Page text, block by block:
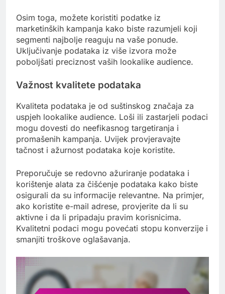
Osim toga, možete koristiti podatke iz
marketinških kampanja kako biste razumjeli koji
segmenti najbolje reaguju na vaše ponude.
Uključivanje podataka iz više izvora može
poboljšati preciznost vaših lookalike audience.
Važnost kvalitete podataka
Kvaliteta podataka je od suštinskog značaja za
uspjeh lookalike audience. Loši ili zastarjeli podaci
mogu dovesti do neefikasnog targetiranja i
promašenih kampanja. Uvijek provjeravajte
tačnost i ažurnost podataka koje koristite.
Preporučuje se redovno ažuriranje podataka i
korištenje alata za čišćenje podataka kako biste
osigurali da su informacije relevantne. Na primjer,
ako koristite e-mail adrese, provjerite da li su
aktivne i da li pripadaju pravim korisnicima.
Kvalitetni podaci mogu povećati stopu konverzije i
smanjiti troškove oglašavanja.